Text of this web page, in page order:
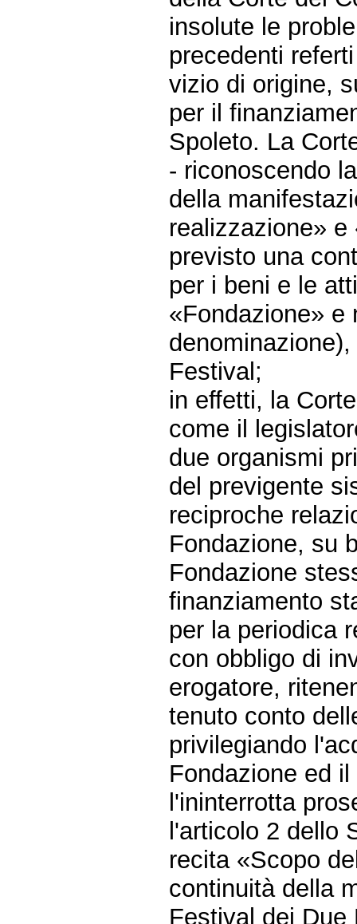
insolute le
precedenti
vizio di origine,
per il
Spoleto. La
- riconoscendo
della
realizzazione»
previsto una
per i beni e le
«Fondazione» e
Festival;
in effetti, la
come il
due organismi
del previgente
reciproche
Fondazione, su
Fondazione
finanziamento
per la periodica
con obbligo di
erogatore,
tenuto conto
privilegiando
Fondazione ed
l'ininterrotta
l'articolo 2 dello
recita «Scopo
continuità della
Festival dei Due